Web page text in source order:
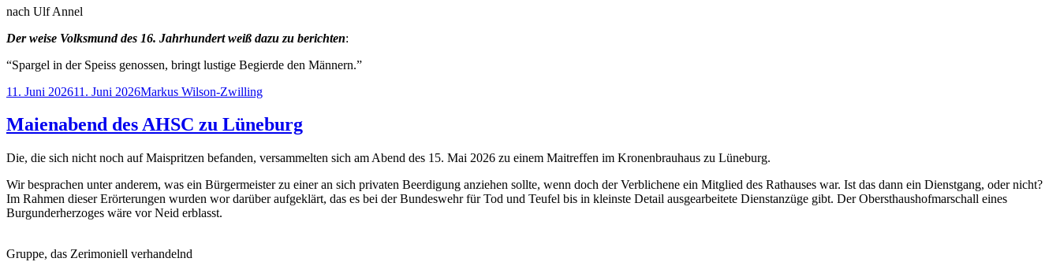
nach Ulf Annel
Der weise Volksmund des 16. Jahrhundert weiß dazu zu berichten:
“Spargel in der Speiss genossen, bringt lustige Begierde den Männern.”
Veröffentlicht
11. Juni 202611. Juni 2026Autor
Markus Wilson-Zwilling
Maienabend des AHSC zu Lüneburg
Die, die sich nicht noch auf Maispritzen befanden, versammelten sich am Abend des 15. Mai 2026 zu einem Maitreffen im Kronenbrauhaus zu Lüneburg.
Wir besprachen unter anderem, was ein Bürgermeister zu einer an sich privaten Beerdigung anziehen sollte, wenn doch der Verblichene ein Mitglied des Rathauses war. Ist das dann ein Dienstgang, oder nicht?
Im Rahmen dieser Erörterungen wurden wor darüber aufgeklärt, das es bei der Bundeswehr für Tod und Teufel bis in kleinste Detail ausgearbeitete Dienstanzüge gibt. Der Obersthaushofmarschall eines
Burgunderherzoges wäre vor Neid erblasst.
Gruppe, das Zerimoniell verhandelnd